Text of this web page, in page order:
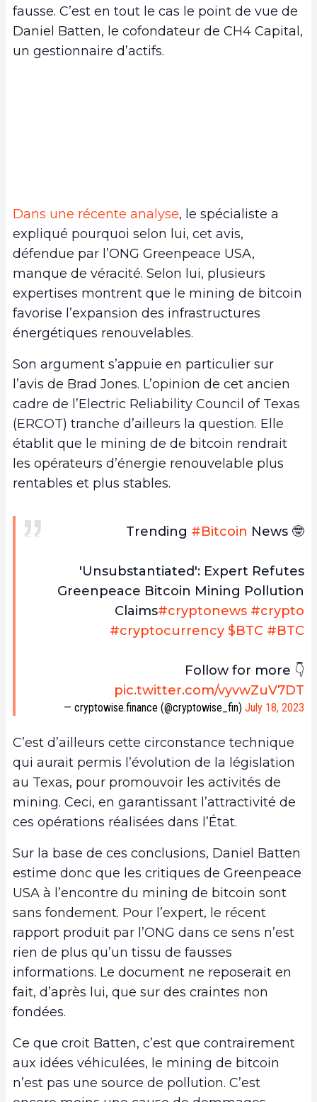
fausse. C’est en tout le cas le point de vue de
Daniel Batten, le cofondateur de CH4 Capital,
un gestionnaire d’actifs.
Dans une récente analyse, le spécialiste a
expliqué pourquoi selon lui, cet avis,
défendue par l’ONG Greenpeace USA,
manque de véracité. Selon lui, plusieurs
expertises montrent que le mining de bitcoin
favorise l’expansion des infrastructures
énergétiques renouvelables.
Son argument s’appuie en particulier sur
l’avis de Brad Jones. L’opinion de cet ancien
cadre de l’Electric Reliability Council of Texas
(ERCOT) tranche d’ailleurs la question. Elle
établit que le mining de de bitcoin rendrait
les opérateurs d’énergie renouvelable plus
rentables et plus stables.
Trending #Bitcoin News 🤓
'Unsubstantiated': Expert Refutes
Greenpeace Bitcoin Mining Pollution
Claims#cryptonews #crypto
#cryptocurrency $BTC #BTC
Follow for more 👇
pic.twitter.com/vyvwZuV7DT
— cryptowise.finance (@cryptowise_fin) July 18, 2023
C’est d’ailleurs cette circonstance technique
qui aurait permis l’évolution de la législation
au Texas, pour promouvoir les activités de
mining. Ceci, en garantissant l’attractivité de
ces opérations réalisées dans l’État.
Sur la base de ces conclusions, Daniel Batten
estime donc que les critiques de Greenpeace
USA à l’encontre du mining de bitcoin sont
sans fondement. Pour l’expert, le récent
rapport produit par l’ONG dans ce sens n’est
rien de plus qu’un tissu de fausses
informations. Le document ne reposerait en
fait, d’après lui, que sur des craintes non
fondées.
Ce que croit Batten, c’est que contrairement
aux idées véhiculées, le mining de bitcoin
n’est pas une source de pollution. C’est